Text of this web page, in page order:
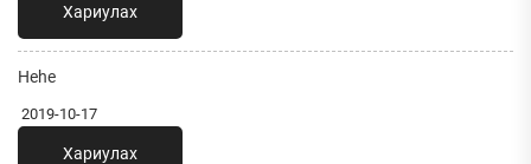
Хариулах
Hehe
2019-10-17
Хариулах